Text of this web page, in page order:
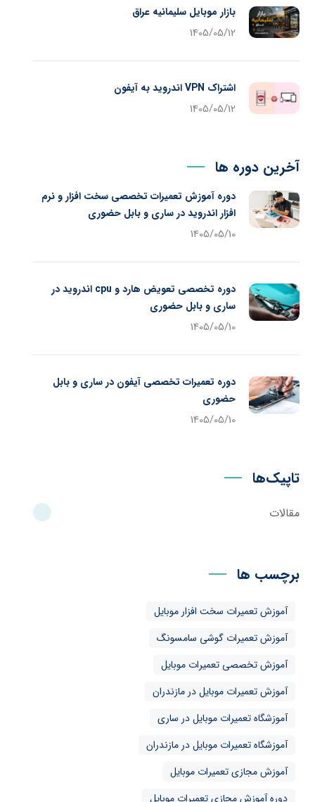
بازار موبایل سلیمانیه عراق
1405/05/12
اشتراک VPN اندروید به آیفون
1405/05/12
آخرین دوره ها
دوره آموزش تعمیرات تخصصی سخت افزار و نرم
افزار اندروید در ساری و بابل حضوری
1405/05/10
دوره تخصصی تعویض هارد و cpu اندروید در
ساری و بابل حضوری
1405/05/10
دوره تعمیرات تخصصی آیفون در ساری و بابل
حضوری
1405/05/10
تاپیک‌ها
مقالات
برچسب ها
آموزش تعمیرات سخت افزار موبایل
آموزش تعمیرات گوشی سامسونگ
آموزش تخصصی تعمیرات موبایل
آموزش تعمیرات موبایل در مازندران
آموزشگاه تعمیرات موبایل در ساری
آموزشگاه تعمیرات موبایل در مازندران
آموزش مجازی تعمیرات موبایل
دوره آموزش مجازی تعمیرات موبایل